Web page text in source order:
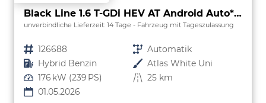
Black Line 1.6 T-GDi HEV AT Android Auto*Navi*SHZ*Kamera*2Z Klimaauto*
unverbindliche Lieferzeit: 14 Tage Fahrzeug mit Tageszulassung
Fahrzeugnr. 126688 Getriebe Automatik
Kraftstoff Hybrid Benzin Außenfarbe Atlas White Uni
Leistung 176 kW (239 PS) Kilometerstand 25 km
01.05.2026